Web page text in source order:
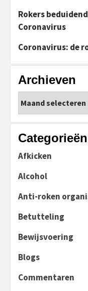
Rokers
Coronavirus
Coronavirus: de
Archieven
Categorieën
Afkicken
Alcohol
Anti-roken
Betutteling
Bewijsvoering
Blogs
Commentaren